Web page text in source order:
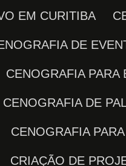
EM CURITIBA
DE
CENOGRAFIA
CENOGRAFIA DE
CENOGRAFIA
CRIAÇÃO DE